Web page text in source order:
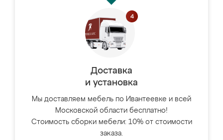
Доставка
и установка
Мы доставляем мебель по Ивантеевке и всей
Московской области бесплатно!
Стоимость сборки мебели: 10% от стоимости
заказа.